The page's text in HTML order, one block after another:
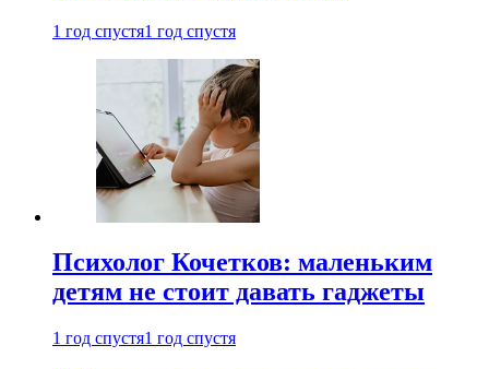
1 год спустя1 год спустя
Психолог Кочетков: маленьким
детям не стоит давать гаджеты
1 год спустя1 год спустя